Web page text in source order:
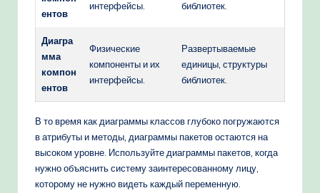
ентов
интерфейсы.
библиотек.
Диагра
мма
компон
ентов
Физические
компоненты и их
интерфейсы.
Развертываемые
единицы, структуры
библиотек.
В то время как диаграммы классов глубоко погружаются
в атрибуты и методы, диаграммы пакетов остаются на
высоком уровне. Используйте диаграммы пакетов, когда
нужно объяснить систему заинтересованному лицу,
которому не нужно видеть каждый переменную.